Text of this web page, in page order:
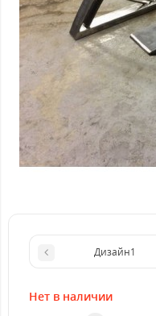
Дизайн1
Нет в наличии